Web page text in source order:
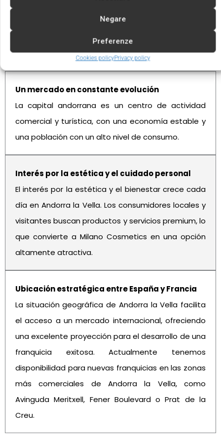
Negare
Preferenze
Cookies policyPrivacy policy
Ventajas de invertir en Andorra la Vella
Un mercado en constante evolución
La capital andorrana es un centro de actividad
comercial y turística, con una economía estable y
una población con un alto nivel de consumo.
Interés por la estética y el cuidado personal
El interés por la estética y el bienestar crece cada
día en Andorra la Vella. Los consumidores locales y
visitantes buscan productos y servicios premium, lo
que convierte a Milano Cosmetics en una opción
altamente atractiva.
Ubicación estratégica entre España y Francia
La situación geográfica de Andorra la Vella facilita
el acceso a un mercado internacional, ofreciendo
una excelente proyección para el desarrollo de una
franquicia exitosa. Actualmente tenemos
disponibilidad para nuevas franquicias en las zonas
más comerciales de Andorra la Vella, como
Avinguda Meritxell, Fener Boulevard o Prat de la
Creu.